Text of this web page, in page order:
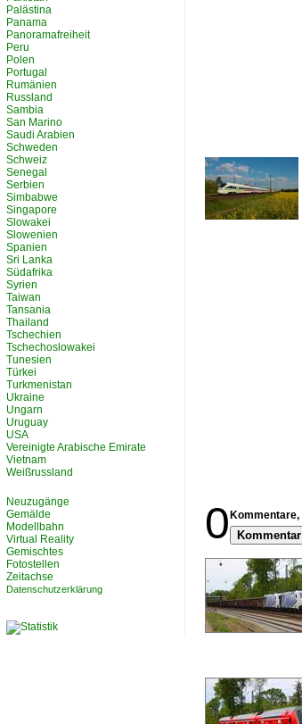
0 Kommentare,
Palästina
Panama
Panoramafreiheit
Peru
Polen
Portugal
Rumänien
Russland
Sambia
San Marino
Saudi Arabien
Schweden
Schweiz
Senegal
Serbien
Simbabwe
Singapore
Slowakei
Slowenien
Spanien
Sri Lanka
Südafrika
Syrien
Taiwan
Tansania
Thailand
Tschechien
Tschechoslowakei
Tunesien
Türkei
Turkmenistan
Ukraine
Ungarn
Uruguay
USA
Vereinigte Arabische Emirate
Vietnam
Weißrussland
Neuzugänge
Gemälde
Modellbahn
Virtual Reality
Gemischtes
Fotostellen
Zeitachse
Datenschutzerklärung